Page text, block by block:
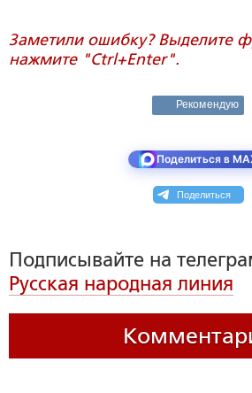
Заметили ошибку? Выделите
нажмите "Ctrl+Enter".
Рекомендую
Поделиться в
Поделиться
Подписывайте на
Русская народная линия